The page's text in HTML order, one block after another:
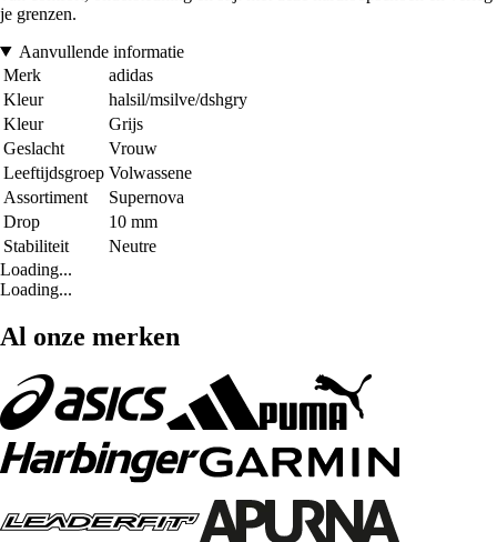
je grenzen.
Aanvullende informatie
Merk
adidas
Kleur
halsil/msilve/dshgry
Kleur
Grijs
Geslacht
Vrouw
Leeftijdsgroep Volwassene
Assortiment
Supernova
Drop
10 mm
Stabiliteit
Neutre
Loading...
Loading...
Al onze merken